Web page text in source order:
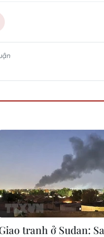
tranh ở Sudan: